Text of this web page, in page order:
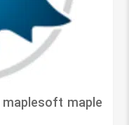
maplesoft maple